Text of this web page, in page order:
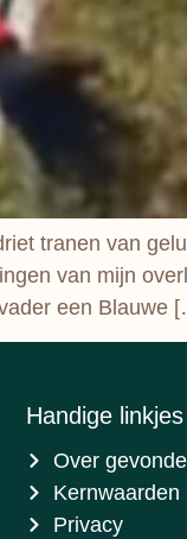
tranen van
van mijn
een Blauwe
Handige linkjes
Over
Kernwaarden
Privacy